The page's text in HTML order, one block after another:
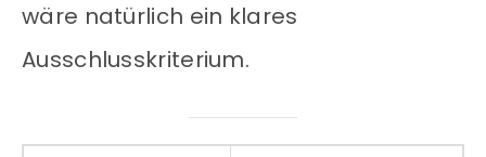
wäre natürlich ein klares
Ausschlusskriterium.